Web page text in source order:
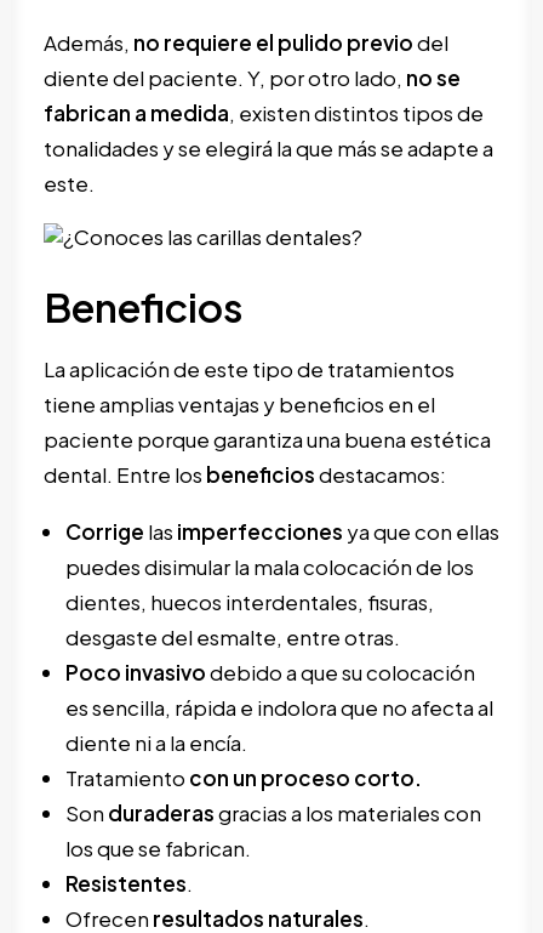
Además, no requiere el pulido previodel
diente del paciente. Y, por otro lado, no se
fabrican a medida, existen distintos tipos de
tonalidades y se elegirá la que más se adapte a
este.
Beneficios
La aplicación de este tipo de tratamientos
tiene amplias ventajas y beneficios en el
paciente porque garantiza una buena estética
dental. Entre los beneficiosdestacamos:
Corrige las imperfecciones ya que con ellas
puedes disimular la mala colocación de los
dientes, huecos interdentales, fisuras,
desgaste del esmalte, entre otras.
Poco invasivodebido a que su colocación
es sencilla, rápida e indolora que no afecta al
diente ni a la encía.
Tratamiento con un proceso corto.
Son duraderasgracias a los materiales con
los que se fabrican.
Resistentes.
Ofrecen resultados naturales.